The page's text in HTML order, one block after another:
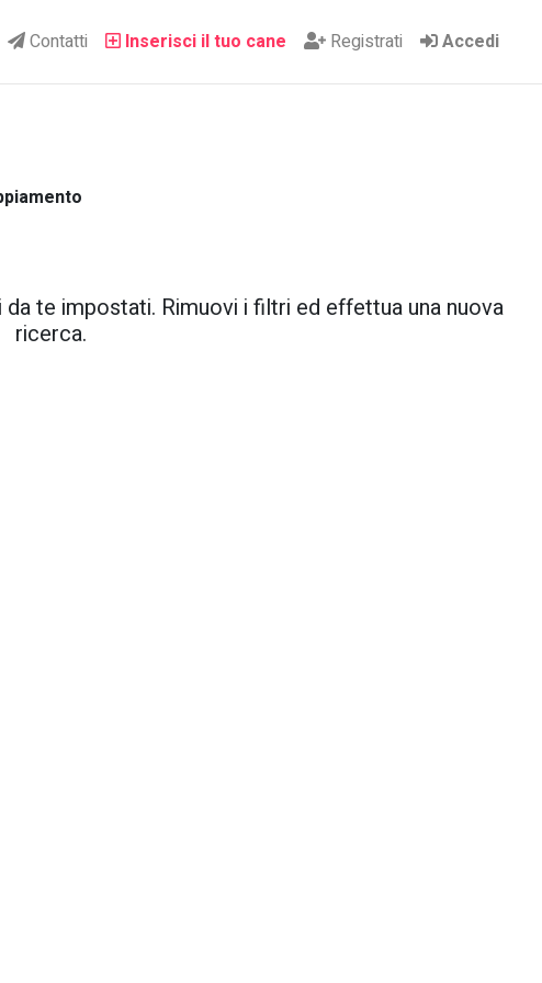
Contatti Inserisci il tuo cane Registrati Accedi
te impostati. Rimuovi i filtri ed effettua una nuova
ricerca.